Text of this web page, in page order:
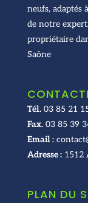
neufs, adaptés
de notre
propriétaire
Saône
Tél.03 85 21
Fax.03 85 39
Email :
Adresse :1512
PLAN DU